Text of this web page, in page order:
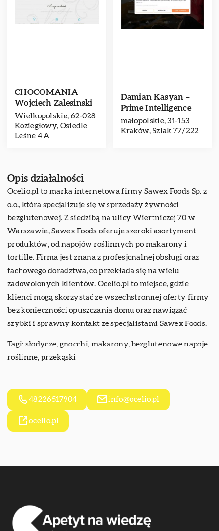
CHOCOMANIA
Wojciech Zalesinski
Wielkopolskie, 62-028
Koziegłowy, Osiedle
Leśne 4 A
Damian Kasyan –
Prime Intelligence
małopolskie, 31-153
Kraków, Szlak 77/222
Opis działalności
Ocelio.pl to marka internetowa firmy Sawex Foods Sp. z
o.o., która specjalizuje się w sprzedaży żywności
bezglutenowej. Z siedzibą na ulicy Wiertniczej 70 w
Warszawie, Sawex Foods oferuje szeroki asortyment
produktów, od napojów roślinnych po makarony i
tortille. Firma jest znana z profesjonalnej obsługi oraz
fachowego doradztwa, co przekłada się na wielu
zadowolonych klientów. Ocelio.pl to miejsce, gdzie
klienci mogą skorzystać ze wszechstronnej oferty firmy
bez konieczności opuszczania domu oraz nawiązać
szybki i sprawny kontakt ze specjalistami Sawex Foods.
Tagi: słodycze, gnocchi, makarony, bezglutenowe napoje
roślinne, przekąski
48226517904 info@ocelio.pl
ocelio.pl